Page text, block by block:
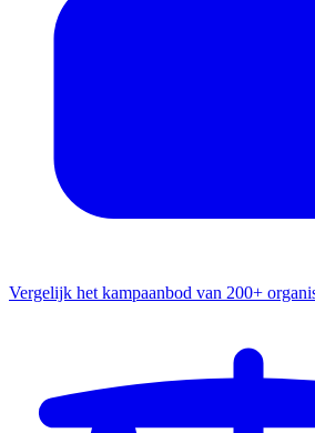
Vergelijk het kampaanbod van 200+